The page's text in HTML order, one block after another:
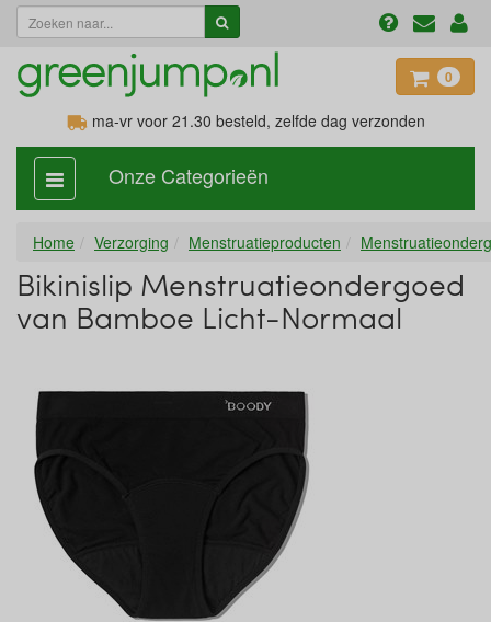
0
ma-vr voor 21.30 besteld, zelfde dag verzonden
categorie
aan,
Onze Categorieën
Home Verzorging Menstruatieproducten
Bikinislip Menstruatieondergoed
van Bamboe Licht-Normaal